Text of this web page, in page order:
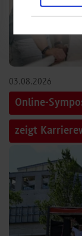
03.08.2026
Online-
zeigt